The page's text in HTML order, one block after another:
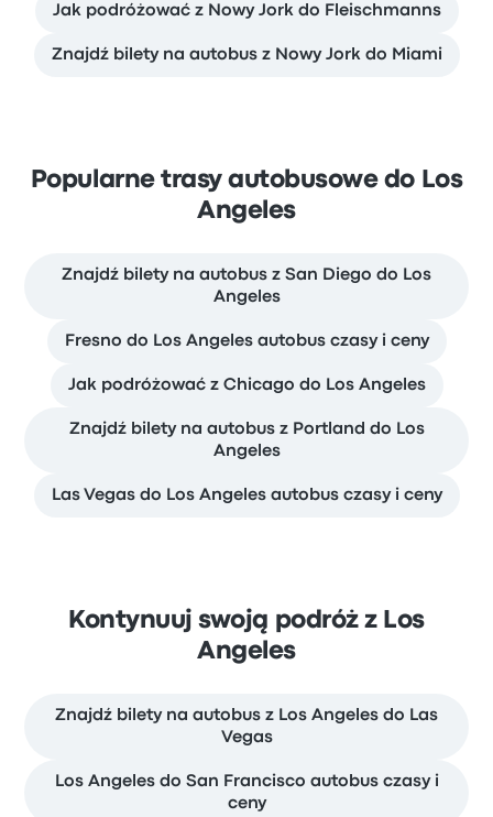
Jak podróżować z Nowy Jork do Fleischmanns
Znajdź bilety na autobus z Nowy Jork do Miami
Popularne trasy autobusowe do Los
Angeles
Znajdź bilety na autobus z San Diego do Los
Angeles
Fresno do Los Angeles autobus czasy i ceny
Jak podróżować z Chicago do Los Angeles
Znajdź bilety na autobus z Portland do Los
Angeles
Las Vegas do Los Angeles autobus czasy i ceny
Kontynuuj swoją podróż z Los
Angeles
Znajdź bilety na autobus z Los Angeles do Las
Vegas
Los Angeles do San Francisco autobus czasy i
ceny